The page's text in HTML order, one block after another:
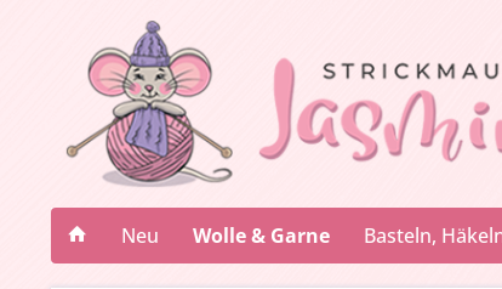
Neu Wolle & Garne Basteln,